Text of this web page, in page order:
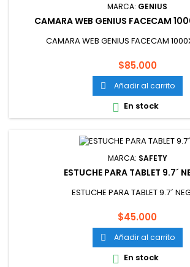
MARCA: GENIUS
CAMARA WEB GENIUS FACECAM
CAMARA WEB GENIUS FACECAM
Precio
$85.000
 Añadir al carrito
 En stock
MARCA: SAFETY
ESTUCHE PARA TABLET 9.7´
ESTUCHE PARA TABLET 9.7´
Precio
$45.000
 Añadir al carrito
 En stock